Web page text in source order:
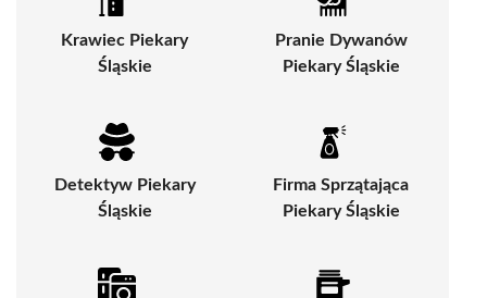
Krawiec Piekary
Śląskie
Pranie Dywanów
Piekary Śląskie
Detektyw Piekary
Śląskie
Firma Sprzątająca
Piekary Śląskie